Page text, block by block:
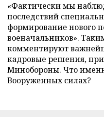
«Фактически мы
последствий
формирование нового
военачальников».
комментируют
кадровые решения,
Минобороны. Что
Вооруженных силах?